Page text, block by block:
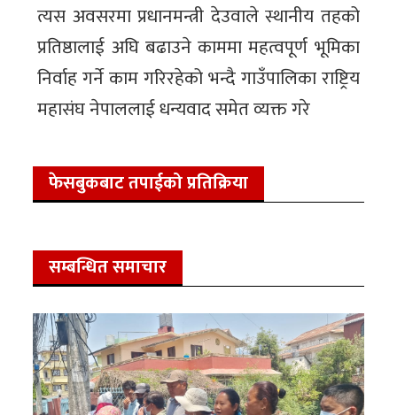
त्यस अवसरमा प्रधानमन्त्री देउवाले स्थानीय तहको
प्रतिष्ठालाई अघि बढाउने काममा महत्वपूर्ण भूमिका
निर्वाह गर्ने काम गरिरहेको भन्दै गाउँपालिका राष्ट्रिय
महासंघ नेपाललाई धन्यवाद समेत व्यक्त गरे
फेसबुकबाट तपाईको प्रतिक्रिया
सम्बन्धित समाचार